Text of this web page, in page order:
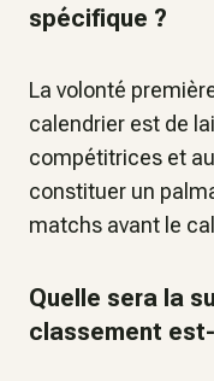
spécifique ?
La volonté
calendrier est de
compétitrices et
constituer un
matchs avant le
Quelle sera la
classement